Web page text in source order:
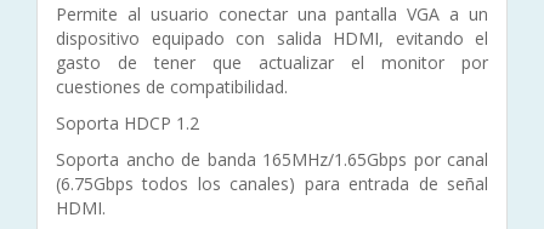
Permite al usuario conectar una pantalla VGA a un
dispositivo equipado con salida HDMI, evitando el
gasto de tener que actualizar el monitor por
cuestiones de compatibilidad.
Soporta HDCP 1.2
Soporta ancho de banda 165MHz/1.65Gbps por canal
(6.75Gbps todos los canales) para entrada de señal
HDMI.